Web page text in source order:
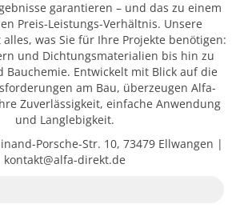
garantieren – und das zu einem
Preis-Leistungs-Verhältnis. Unsere
was Sie für Ihre Projekte benötigen:
und Dichtungsmaterialien bis hin zu
Bauchemie. Entwickelt mit Blick auf die
am Bau, überzeugen Alfa-
Zuverlässigkeit, einfache Anwendung
und Langlebigkeit.
Porsche-Str. 10, 73479 Ellwangen |
kontakt@alfa-direkt.de